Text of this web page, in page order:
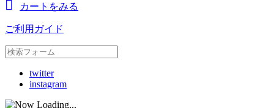
カートをみる
ご利用ガイド
twitter
instagram